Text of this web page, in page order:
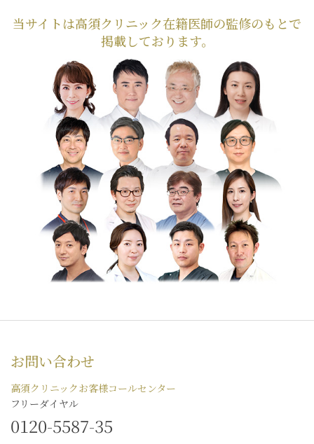
当サイトは高須クリニック在籍医師の監修のもとで
掲載しております。
お問い合わせ
高須クリニックお客様コールセンター
フリーダイヤル
0120-5587-35